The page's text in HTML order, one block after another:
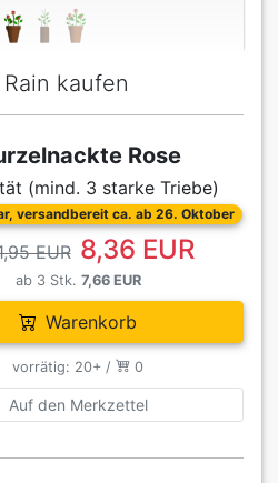
kaufen
Rose
(mind. 3 starke Triebe)
versandbereit ca. ab 26. Oktober
EUR 8,36 EUR
ab 3 Stk. 7,66 EUR
Warenkorb
vorrätig: 20+ / 0
Auf den Merkzettel